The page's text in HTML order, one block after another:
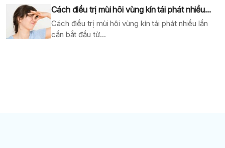
Cách điều trị mùi hôi vùng kín tái phát nhiều...
Cách điều trị mùi hôi vùng kín tái phát nhiều lần
cần bắt đầu từ...